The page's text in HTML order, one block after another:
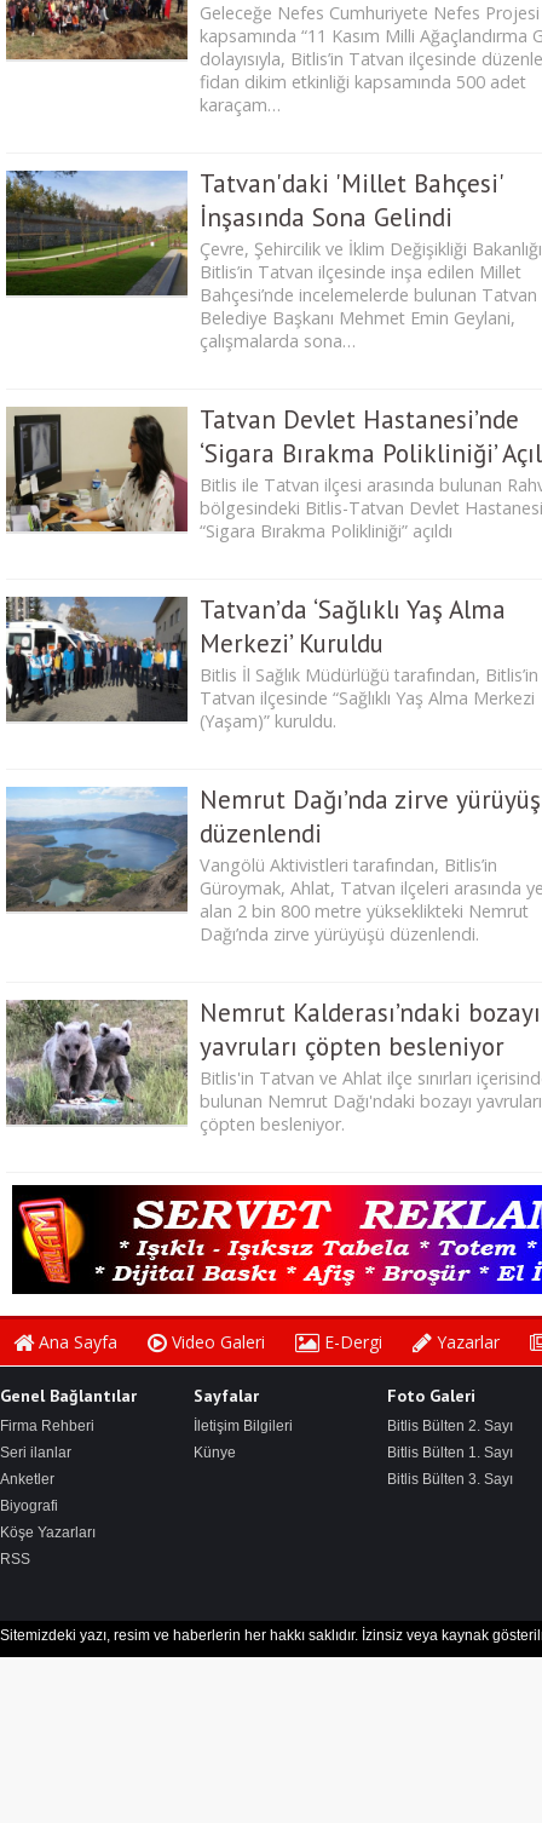
Geleceğe Nefes Cumhuriyete Nefes Projesi
kapsamında “11 Kasım Milli Ağaçlandırma
dolayısıyla, Bitlis’in Tatvan ilçesinde
fidan dikim etkinliği kapsamında 500 adet
karaçam…
Tatvan'daki 'Millet Bahçesi'
İnşasında Sona Gelindi
Çevre, Şehircilik ve İklim Değişikliği
Bitlis’in Tatvan ilçesinde inşa edilen Millet
Bahçesi’nde incelemelerde bulunan Tatvan
Belediye Başkanı Mehmet Emin Geylani,
çalışmalarda sona…
Tatvan Devlet Hastanesi’nde
‘Sigara Bırakma Polikliniği’
Bitlis ile Tatvan ilçesi arasında bulunan
bölgesindeki Bitlis-Tatvan Devlet
“Sigara Bırakma Polikliniği” açıldı
Tatvan’da ‘Sağlıklı Yaş Alma
Merkezi’ Kuruldu
Bitlis İl Sağlık Müdürlüğü tarafından, Bitlis’in
Tatvan ilçesinde “Sağlıklı Yaş Alma Merkezi
(Yaşam)” kuruldu.
Nemrut Dağı’nda zirve
düzenlendi
Vangölü Aktivistleri tarafından, Bitlis’in
Güroymak, Ahlat, Tatvan ilçeleri arasında
alan 2 bin 800 metre yükseklikteki Nemrut
Dağı’nda zirve yürüyüşü düzenlendi.
Nemrut Kalderası’ndaki bozayı
yavruları çöpten besleniyor
Bitlis'in Tatvan ve Ahlat ilçe sınırları
bulunan Nemrut Dağı'ndaki bozayı yavruları
çöpten besleniyor.
Ana Sayfa Video Galeri E-Dergi Yazarlar
Genel Bağlantılar
Firma Rehberi
Seri ilanlar
Anketler
Biyografi
Köşe Yazarları
RSS
Sayfalar
İletişim Bilgileri
Künye
Foto Galeri
Bitlis Bülten 2. Sayı
Bitlis Bülten 1. Sayı
Bitlis Bülten 3. Sayı
Sitemizdeki yazı, resim ve haberlerin her hakkı saklıdır. İzinsiz veya kaynak